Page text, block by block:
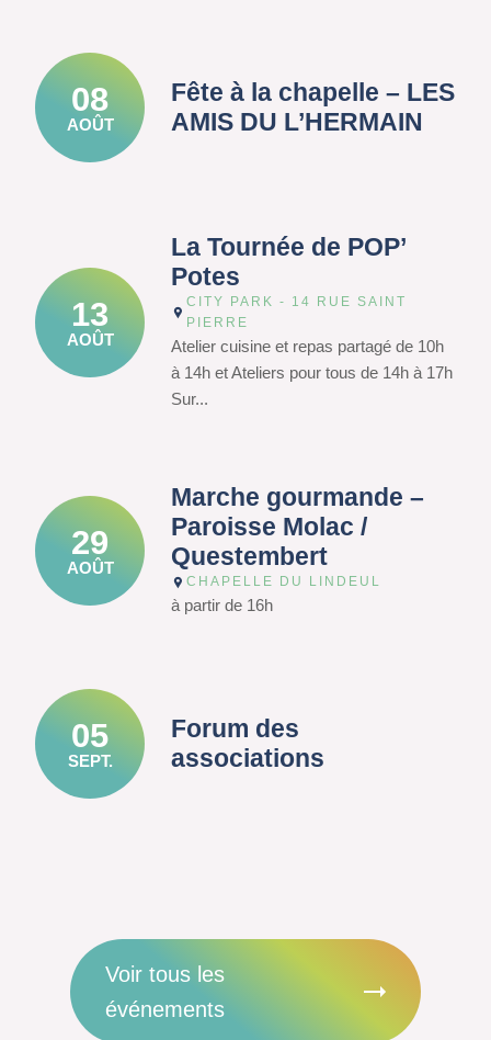
08
AOÛT
Fête à la chapelle – LES
AMIS DU L’HERMAIN
13
AOÛT
La Tournée de POP’
Potes
CITY PARK - 14 RUE SAINT
PIERRE
Atelier cuisine et repas partagé de 10h
à 14h et Ateliers pour tous de 14h à 17h
Sur...
29
AOÛT
Marche gourmande –
Paroisse Molac /
Questembert
CHAPELLE DU LINDEUL
à partir de 16h
05
SEPT.
Forum des
associations
Voir tous les
événements